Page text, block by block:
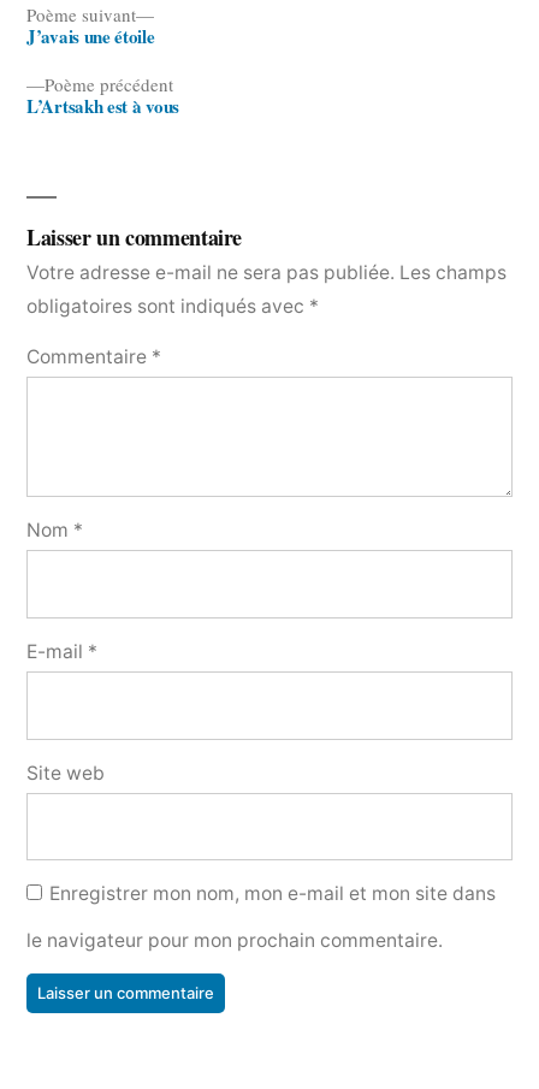
Navigation
dePoème précédentPoème
précédent :
L’Artsakh est à vous
Poème suivant
Poème
suivant :
J’avais une étoile
Laisser un commentaire
Votre adresse e-mail ne sera pas publiée. Les champs
obligatoires sont indiqués avec *
Commentaire *
Nom *
E-mail *
Site web
Enregistrer mon nom, mon e-mail et mon site dans
le navigateur pour mon prochain commentaire.